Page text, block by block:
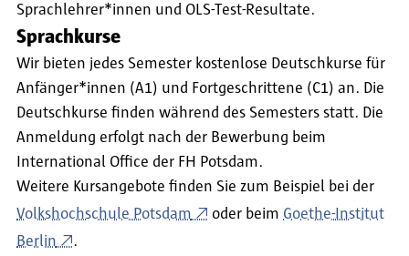
Sprachlehrer*innen und OLS-Test-Resultate.
Sprachkurse
Wir bieten jedes Semester kostenlose Deutschkurse für
Anfänger*innen (A1) und Fortgeschrittene (C1) an. Die
Deutschkurse finden während des Semesters statt. Die
Anmeldung erfolgt nach der Bewerbung beim
International Office der FH Potsdam.
Weitere Kursangebote finden Sie zum Beispiel bei der
Volkshochschule Potsdam
oder beim Goethe-Institut
Berlin
.